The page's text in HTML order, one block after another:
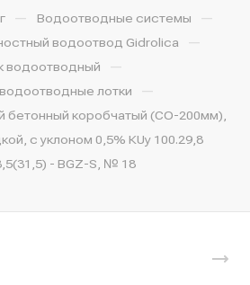
— Водоотводные системы —
водоотвод Gidrolica —
водоотводный —
лотки —
бетонный коробчатый (СО-200мм),
с уклоном 0,5% КUу 100.29,8
- BGZ-S, № 18